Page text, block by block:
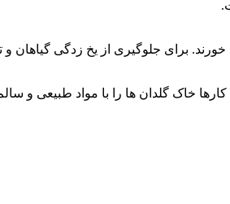
خورند. برای جلوگیری از یخ زدگی گیاهان
خاک گلدان ها را با مواد طبیعی و